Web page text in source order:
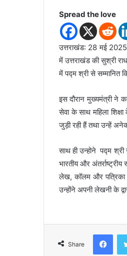
Spread the love
उत्तराखंड: 28 मई 2025 ,
में उत्तराखंड की सुश्री
में पद्म श्री से सम्मानित
इस दौरान मुख्यमंत्री ने
सेवा के साथ महिला
जुड़ी रही हैं तथा उन्हें अनेक
साथ ही उन्होने पद्म श्री
भारतीय और
लेख, कॉलम और पत्रिका
उन्होंने अपनी लेखनी के
Share